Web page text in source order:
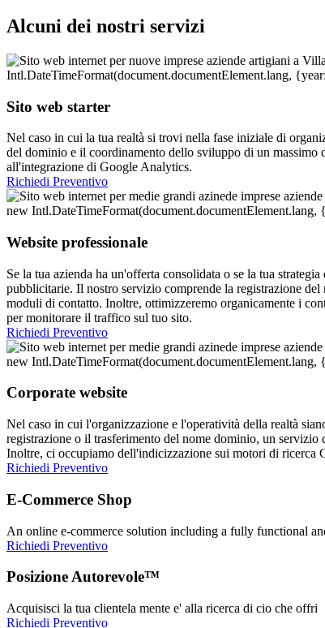
Alcuni dei nostri servizi
Sito web starter
Nel caso in cui la tua realtà si trovi nella fase iniziale di
del dominio e il coordinamento dello sviluppo di un massimo
all'integrazione di Google Analytics.
Richiedi Preventivo
Website professionale
Se la tua azienda ha un'offerta consolidata o se la tua
pubblicitarie. Il nostro servizio comprende la registrazione
moduli di contatto. Inoltre, ottimizzeremo organicamente i
per monitorare il traffico sul tuo sito.
Richiedi Preventivo
Corporate website
Nel caso in cui l'organizzazione e l'operatività della realtà
registrazione o il trasferimento del nome dominio, un servizio
Inoltre, ci occupiamo dell'indicizzazione sui motori di ricerca
Richiedi Preventivo
E-Commerce Shop
An online e-commerce solution including a fully functional
Richiedi Preventivo
Posizione Autorevole™
Acquisisci la tua clientela mente e' alla ricerca di cio che offri
Richiedi Preventivo